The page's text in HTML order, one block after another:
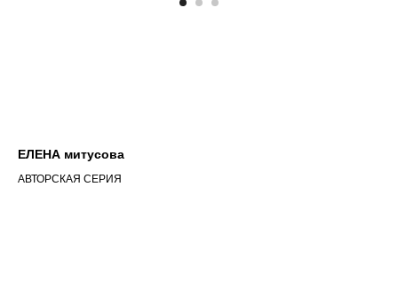
ЕЛЕНА митусова
АВТОРСКАЯ СЕРИЯ